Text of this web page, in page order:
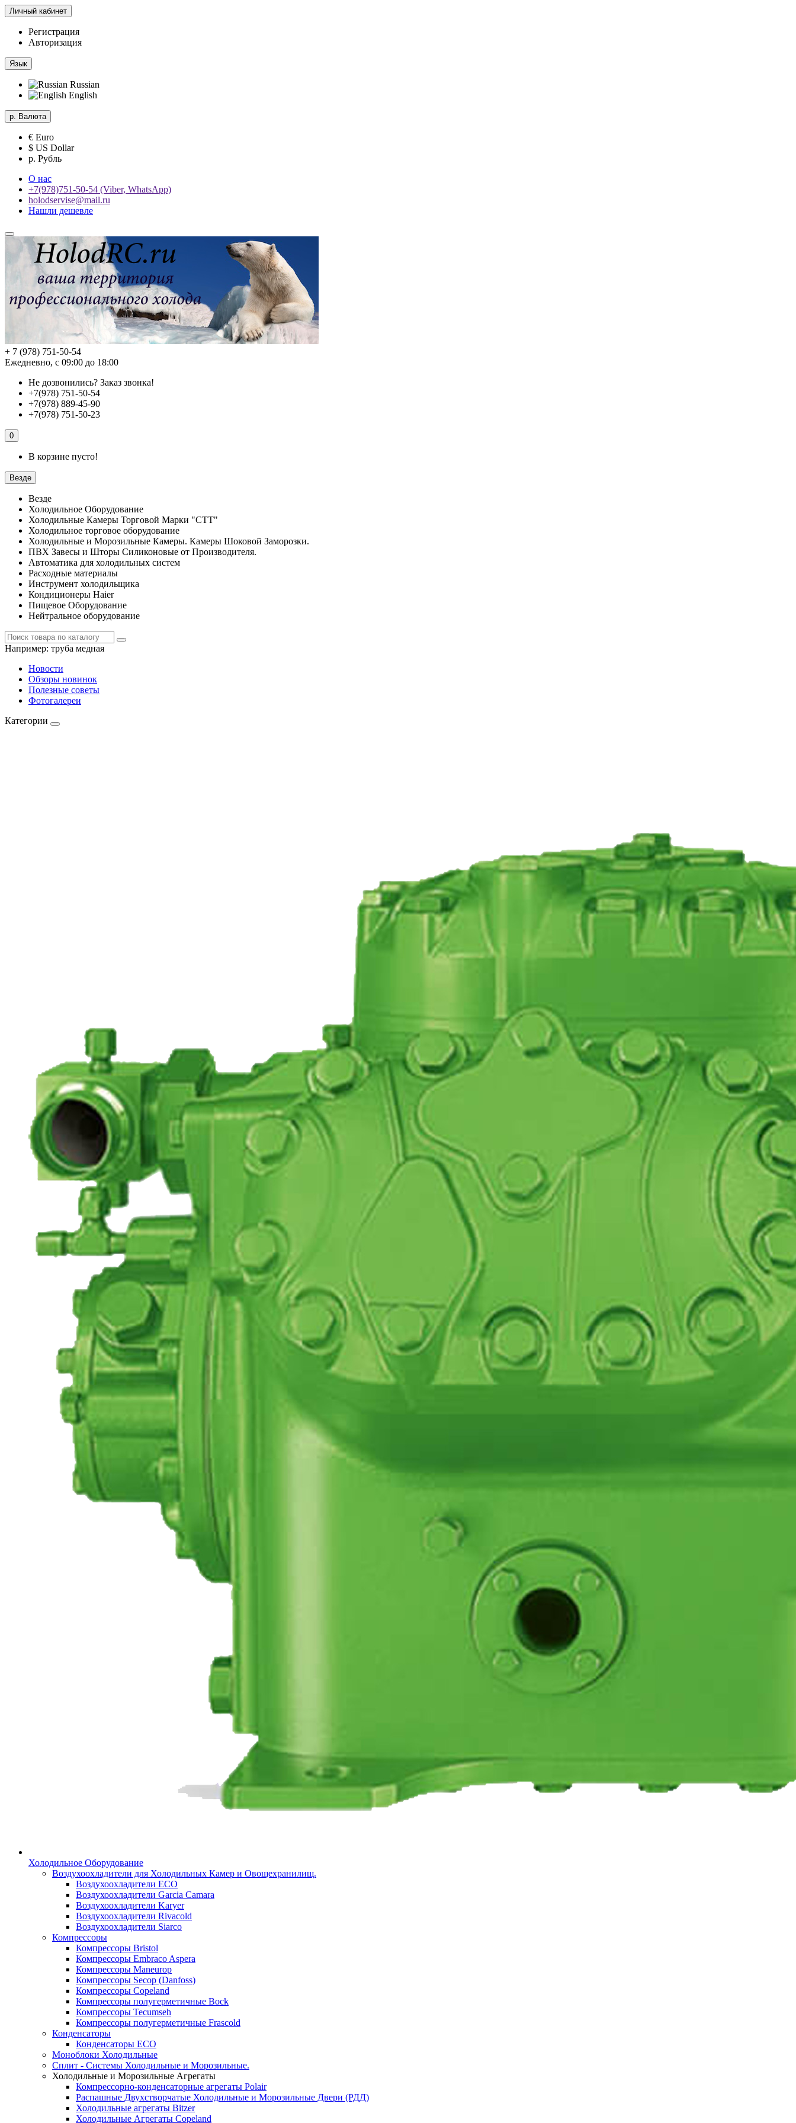
Личный кабинет
Регистрация
Авторизация
Язык
Russian
English
р. Валюта
€ Euro
$ US Dollar
р. Рубль
О нас
+7(978)751-50-54 (Viber, WhatsApp)
holodservise@mail.ru
Нашли дешевле
+ 7 (978) 751-50-54
Ежедневно, с 09:00 до 18:00
Не дозвонились? Заказ звонка!
+7(978) 751-50-54
+7(978) 889-45-90
+7(978) 751-50-23
0
В корзине пусто!
Везде
Везде
Холодильное Оборудование
Холодильные Камеры Торговой Марки "СТТ"
Холодильное торговое оборудование
Холодильные и Морозильные Камеры. Камеры Шоковой Заморозки.
ПВХ Завесы и Шторы Силиконовые от Производителя.
Автоматика для холодильных систем
Расходные материалы
Инструмент холодильщика
Кондиционеры Haier
Пищевое Оборудование
Нейтральное оборудование
Например: труба медная
Новости
Обзоры новинок
Полезные советы
Фотогалереи
Категории
Холодильное Оборудование
Воздухоохладители для Холодильных Камер и Овощехранилищ.
Воздухоохладители ECO
Воздухоохладители Garcia Camara
Воздухоохладители Karyer
Воздухоохладители Rivacold
Воздухоохладители Siarco
Компрессоры
Компрессоры Bristol
Компрессоры Embraco Aspera
Компрессоры Maneurop
Компрессоры Secop (Danfoss)
Компрессоры Copeland
Компрессоры полугерметичные Bock
Компрессоры Tecumseh
Компрессоры полугерметичные Frascold
Конденсаторы
Конденсаторы ECO
Моноблоки Холодильные
Сплит - Системы Холодильные и Морозильные.
Холодильные и Морозильные Агрегаты
Компрессорно-конденсаторные агрегаты Polair
Распашные Двухстворчатые Холодильные и Морозильные Двери (РДД)
Холодильные агрегаты Bitzer
Холодильные Агрегаты Copeland